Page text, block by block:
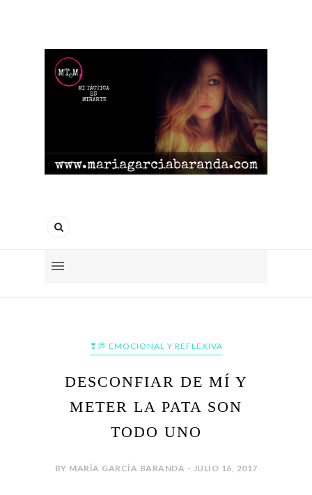
❣💭 EMOCIONAL Y REFLEXIVA
DESCONFIAR DE MÍ Y
METER LA PATA SON
TODO UNO
BY MARÍA GARCÍA BARANDA - JULIO 16, 2017